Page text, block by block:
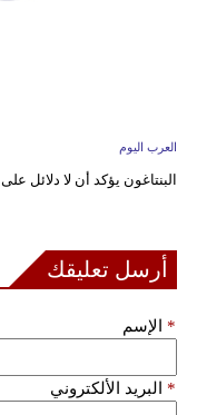
العرب اليوم
البنتاغون يؤكد أن لا دلائل
أرسل تعليقك
الإسم *
البريد الألكتروني *